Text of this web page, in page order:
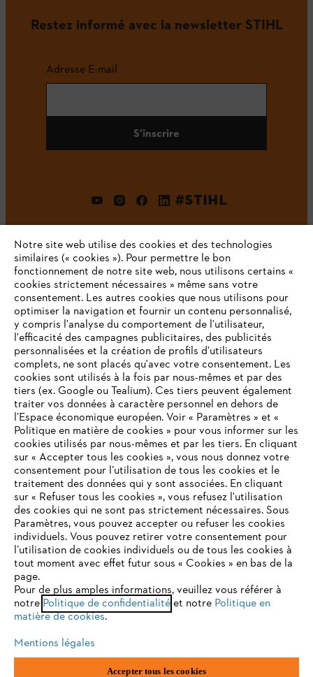
Restez informé avec la newsletter STIHL
Adresse E-mail
S'inscrire
#STIHL
L'Entreprise
STIHL FAQ
Contact
Politique de protection des données
Mentions légales Utilisation des cookies
Informations juridiques
België/Belgique
VAT Number: BE 0427.714.768
VOTRE NAVIGATEUR INTERNET
N'EST PLUS PRIS EN CHARGE
Vous utilisez un navigateur Internet que nous ne prenons plus
en charge, et certaines fonctionnalités de notre site ne
peuvent fonctionner correctement. Pour une utilisation
optimale de notre site, nous vous recommandons de passer à
l'un des navigateurs suivants :
firefox chrome
Notre site web utilise des cookies et des technologies
similaires (« cookies »). Pour permettre le bon
fonctionnement de notre site web, nous utilisons certains «
cookies strictement nécessaires » même sans votre
consentement. Les autres cookies que nous utilisons pour
optimiser la navigation et fournir un contenu personnalisé,
y compris l'analyse du comportement de l'utilisateur,
l'efficacité des campagnes publicitaires, des publicités
personnalisées et la création de profils d'utilisateurs
complets, ne sont placés qu'avec votre consentement. Les
cookies sont utilisés à la fois par nous-mêmes et par des
tiers (ex. Google ou Tealium). Ces tiers peuvent également
traiter vos données à caractère personnel en dehors de
l’Espace économique européen. Voir « Paramètres » et «
Politique en matière de cookies » pour vous informer sur les
cookies utilisés par nous-mêmes et par les tiers. En cliquant
sur « Accepter tous les cookies », vous nous donnez votre
consentement pour l’utilisation de tous les cookies et le
traitement des données qui y sont associées. En cliquant
sur « Refuser tous les cookies », vous refusez l'utilisation
des cookies qui ne sont pas strictement nécessaires. Sous
Paramètres, vous pouvez accepter ou refuser les cookies
individuels. Vous pouvez retirer votre consentement pour
l’utilisation de cookies individuels ou de tous les cookies à
tout moment avec effet futur sous « Cookies » en bas de la
page.
Pour de plus amples informations, veuillez vous référer à
notre Politique de confidentialitéet notre Politique en
matière de cookies.
Mentions légales
Accepter tous les cookies